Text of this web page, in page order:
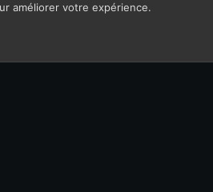
améliorer votre expérience.